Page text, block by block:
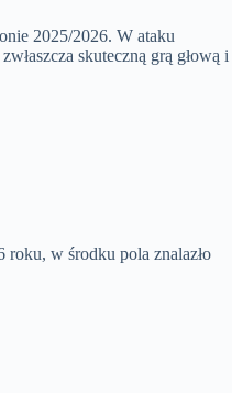
2025/2026. W ataku
skuteczną grą głową i
w środku pola znalazło